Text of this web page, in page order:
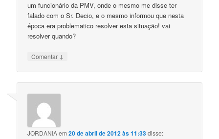
um funcionário da PMV, onde o mesmo me disse ter
falado com o Sr. Decio, e o mesmo informou que nesta
época era problematico resolver esta situação! vai
resolver quando?
Comentar ↓
JORDANIAem20 de abril de 2012 às 11:33disse: